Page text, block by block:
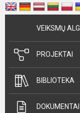
VEIKSMŲ
PROJEKTAI
BIBLIOTEKA
DOKUMENTAI